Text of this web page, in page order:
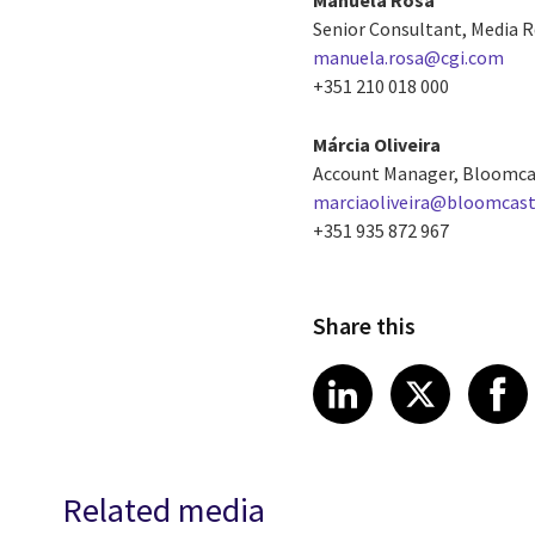
Senior Consultant, Media
manuela.rosa@cgi.com
+351 210 018 000
Márcia Oliveira
Account Manager,
+351 935 872 967
Share this
Share article
LinkedIn
Share
X
Related media